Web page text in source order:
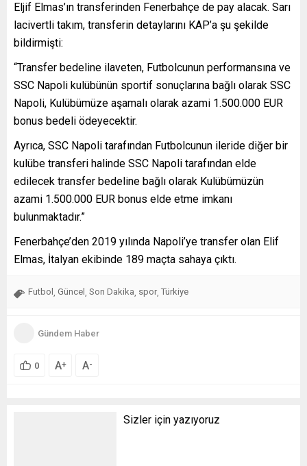
Eljif Elmas’ın transferinden Fenerbahçe de pay alacak. Sarı
lacivertli takım, transferin detaylarını KAP’a şu şekilde
bildirmişti:
“Transfer bedeline ilaveten, Futbolcunun performansına ve
SSC Napoli kulübünün sportif sonuçlarına bağlı olarak SSC
Napoli, Kulübümüze aşamalı olarak azami 1.500.000 EUR
bonus bedeli ödeyecektir.
Ayrıca, SSC Napoli tarafından Futbolcunun ileride diğer bir
kulübe transferi halinde SSC Napoli tarafından elde
edilecek transfer bedeline bağlı olarak Kulübümüzün
azami 1.500.000 EUR bonus elde etme imkanı
bulunmaktadır.”
Fenerbahçe’den 2019 yılında Napoli’ye transfer olan Elif
Elmas, İtalyan ekibinde 189 maçta sahaya çıktı.
Futbol , Güncel , Son Dakika, spor, Türkiye
Gündem Haber
0 A+ A-
Sizler için yazıyoruz